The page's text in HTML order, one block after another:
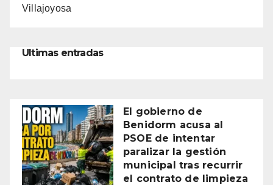
Villajoyosa
Ultimas entradas
El gobierno de
Benidorm acusa al
PSOE de intentar
paralizar la gestión
municipal tras recurrir
el contrato de limpieza